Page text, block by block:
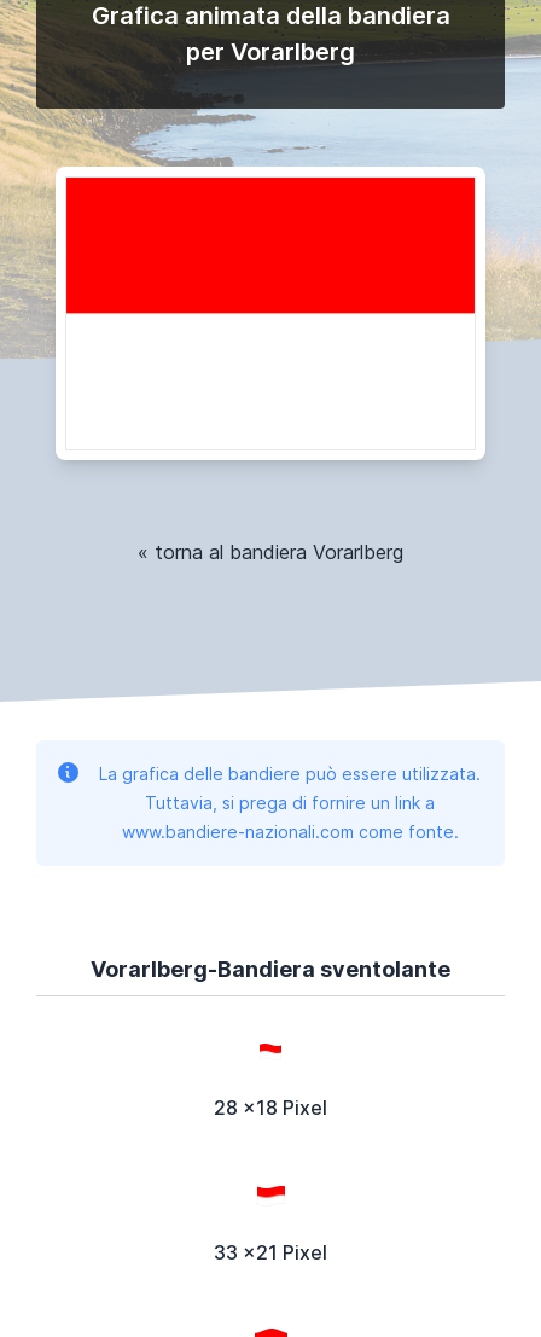
Grafica animata della bandiera
per Vorarlberg
« torna al bandiera Vorarlberg
La grafica delle bandiere può essere utilizzata.
Tuttavia, si prega di fornire un link a
www.bandiere-nazionali.com come fonte.
Vorarlberg-Bandiera sventolante
28 x18 Pixel
33 x21 Pixel